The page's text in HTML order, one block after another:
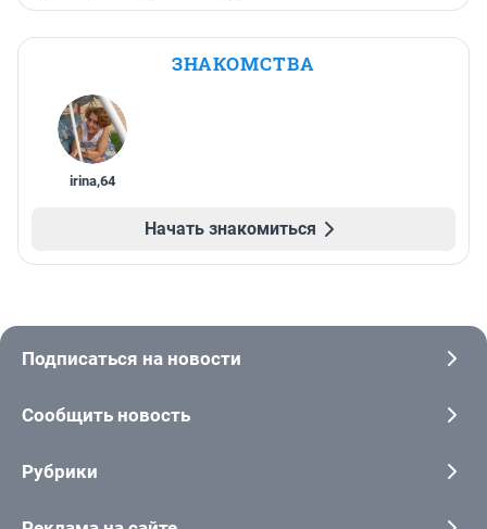
ЗНАКОМСТВА
irina,64
Начать знакомиться
Подписаться на новости
Сообщить новость
Рубрики